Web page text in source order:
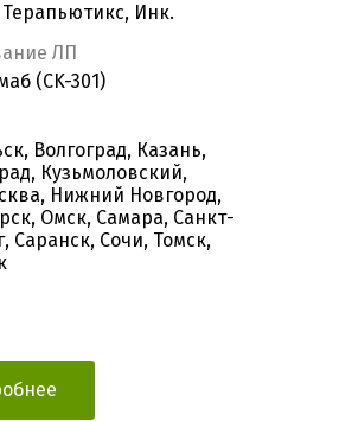
Инк.
ЛП
(CK-301)
Волгоград, Казань,
Кузьмоловский,
Нижний Новгород,
Омск, Самара, Санкт-
Саранск, Сочи, Томск,